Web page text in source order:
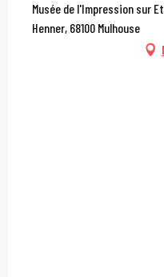
Musée de l'Impression sur
Henner, 68100 Mulhouse